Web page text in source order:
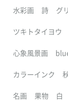
水彩画 詩 グ
ツキトタイヨウ
心象風景画
カラーインク
名画 果物 白